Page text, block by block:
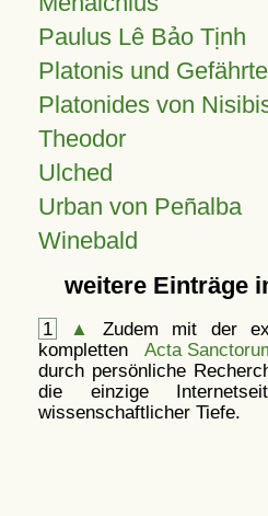
Paulus Lê Bảo Tịnh
Platonis und
Platonides von
Theodor
Ulched
Urban von Peñalba
Winebald
weitere Einträge
1 ▲
Zudem mit der
kompletten Acta
durch persönliche
die einzige
wissenschaftlicher Tiefe.